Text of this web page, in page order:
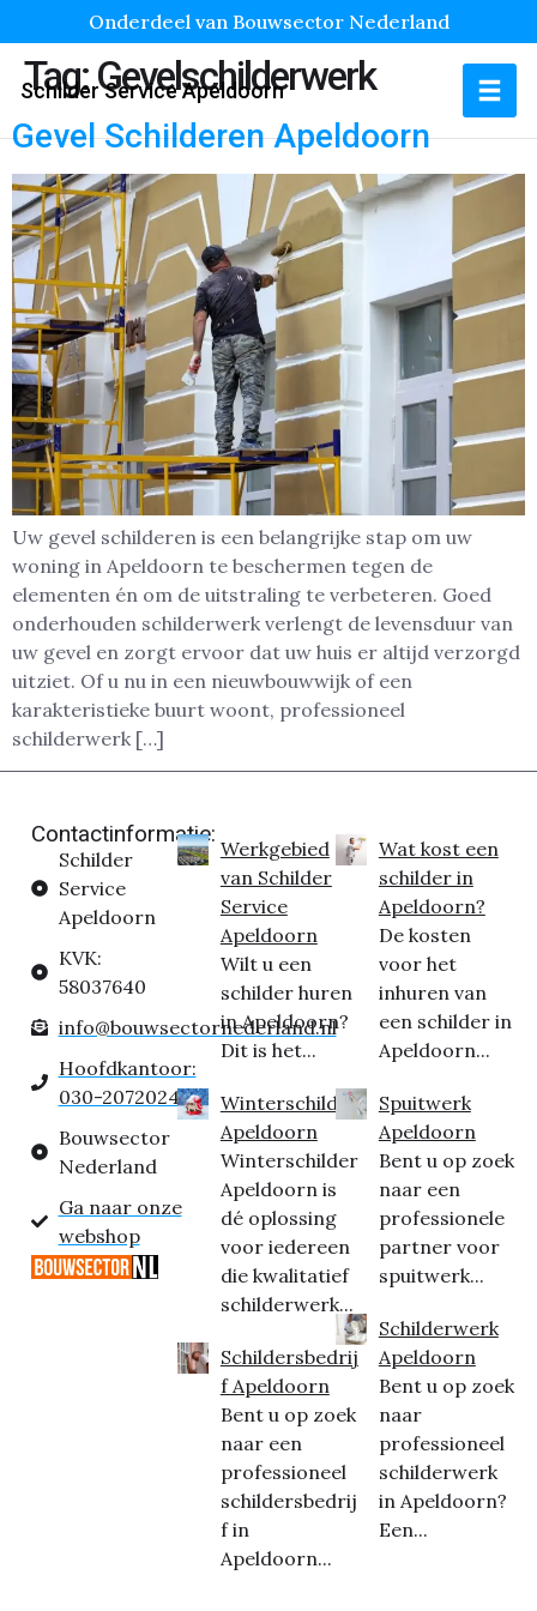
Onderdeel van Bouwsector Nederland
Schilder Service Apeldoorn
Tag:Gevelschilderwerk
Gevel Schilderen Apeldoorn
Uw gevel schilderen is een belangrijke stap om uw
woning in Apeldoorn te beschermen tegen de
elementen én om de uitstraling te verbeteren. Goed
onderhouden schilderwerk verlengt de levensduur van
uw gevel en zorgt ervoor dat uw huis er altijd verzorgd
uitziet. Of u nu in een nieuwbouwwijk of een
karakteristieke buurt woont, professioneel
schilderwerk […]
Contactinformatie:
Schilder
Service
Apeldoorn
KVK:
58037640
info@bouwsectornederland.nl
Hoofdkantoor:
030-2072024
Bouwsector
Nederland
Ga naar onze
webshop
Werkgebied
van Schilder
Service
Apeldoorn
Wilt u een
schilder huren
in Apeldoorn?
Dit is het...
Winterschilder
Apeldoorn
Winterschilder
Apeldoorn is
dé oplossing
voor iedereen
die kwalitatief
schilderwerk...
Schildersbedrij
f Apeldoorn
Bent u op zoek
naar een
professioneel
schildersbedrij
f in
Apeldoorn...
Wat kost een
schilder in
Apeldoorn?
De kosten
voor het
inhuren van
een schilder in
Apeldoorn...
Spuitwerk
Apeldoorn
Bent u op zoek
naar een
professionele
partner voor
spuitwerk...
Schilderwerk
Apeldoorn
Bent u op zoek
naar
professioneel
schilderwerk
in Apeldoorn?
Een...